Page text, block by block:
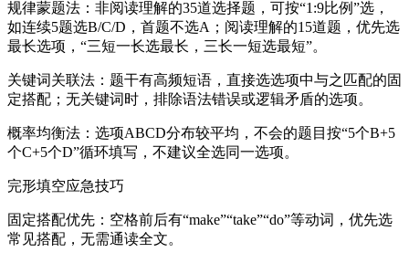
规律蒙题法：非阅读理解的35道选择题，可按“1:9比例”选，
如连续5题选B/C/D，首题不选A；阅读理解的15道题，优先选
最长选项，“三短一长选最长，三长一短选最短”。
关键词关联法：题干有高频短语，直接选选项中与之匹配的固
定搭配；无关键词时，排除语法错误或逻辑矛盾的选项。
概率均衡法：选项ABCD分布较平均，不会的题目按“5个B+5
个C+5个D”循环填写，不建议全选同一选项。
完形填空应急技巧
固定搭配优先：空格前后有“make”“take”“do”等动词，优先选
常见搭配，无需通读全文。